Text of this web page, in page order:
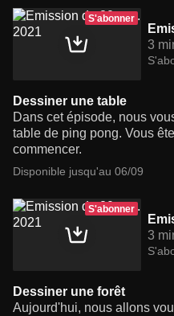
S'abonner
3
Dessiner une table
Dans cet épisode, nous
table de ping pong. Vous
commencer.
Disponible jusqu'au 06/09
S'abonner
3
Dessiner une forêt
Aujourd'hui, nous allons